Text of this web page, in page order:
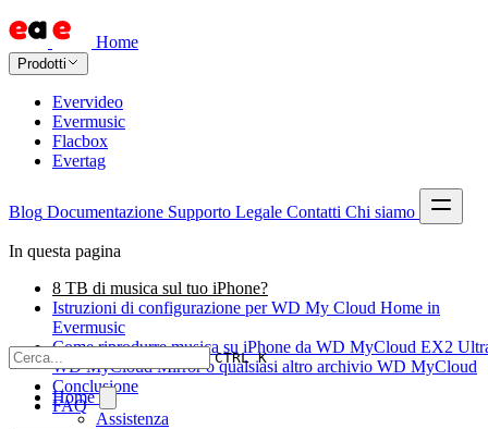
Home
Prodotti
Evervideo
Evermusic
Flacbox
Evertag
Blog Documentazione Supporto Legale Contatti Chi siamo
CTRL K
Home
Assistenza
In questa pagina
8 TB di musica sul tuo iPhone?
Istruzioni di configurazione per WD My Cloud Home in
Evermusic
Come riprodurre musica su iPhone da WD MyCloud EX2
WD MyCloud Mirror o qualsiasi altro archivio WD MyCloud
Conclusione
FAQ